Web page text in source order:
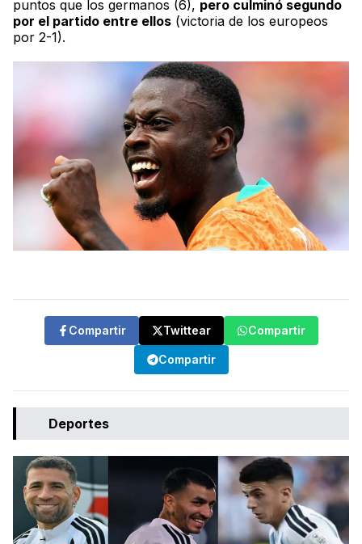
puntos que los germanos (6), pero culminó segundo
por el partido entre ellos (victoria de los europeos
por 2-1).
Compartir Twittear Compartir
Compartir
Deportes